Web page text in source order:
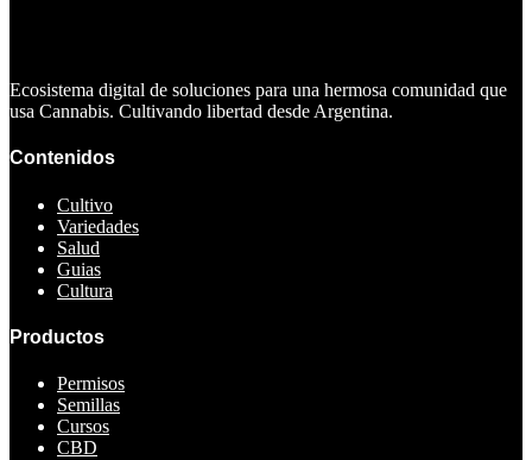
Ecosistema digital de soluciones para una hermosa comunidad que
usa Cannabis. Cultivando libertad desde Argentina.
Contenidos
Cultivo
Variedades
Salud
Guias
Cultura
Productos
Permisos
Semillas
Cursos
CBD